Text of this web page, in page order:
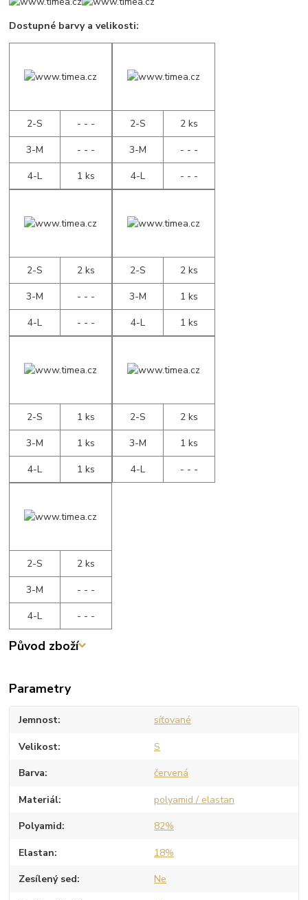
Dostupné barvy a velikosti:
2-S
- - -
3-M
- - -
4-L
1 ks
2-S
2 ks
3-M
- - -
4-L
- - -
2-S
2 ks
3-M
- - -
4-L
- - -
2-S
2 ks
3-M
1 ks
4-L
1 ks
2-S
1 ks
3-M
1 ks
4-L
1 ks
2-S
2 ks
3-M
1 ks
4-L
- - -
2-S
2 ks
3-M
- - -
4-L
- - -
Původ zboží
Parametry
Jemnost síťované
Velikost S
Barva červená
Materiál polyamid / elastan
Polyamid 82%
Elastan 18%
Zesílený sed Ne